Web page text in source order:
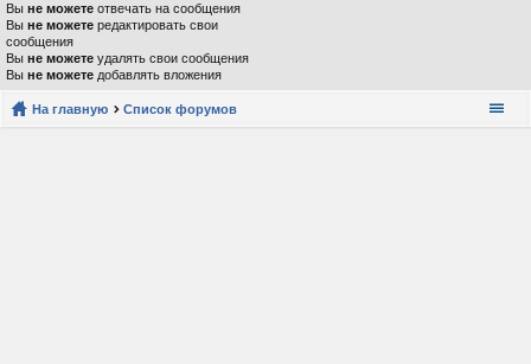
Вы не можете отвечать на сообщения
Вы не можете редактировать свои
сообщения
Вы не можете удалять свои сообщения
Вы не можете добавлять вложения
На главную Список форумов